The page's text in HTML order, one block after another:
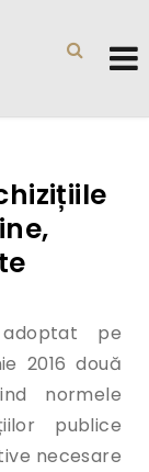
pe
2016 două
normele
publice
necesare